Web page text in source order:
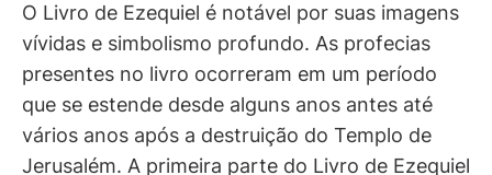
O Livro de Ezequiel é notável por suas imagens
vívidas e simbolismo profundo. As profecias
presentes no livro ocorreram em um período
que se estende desde alguns anos antes até
vários anos após a destruição do Templo de
Jerusalém. A primeira parte do Livro de Ezequiel